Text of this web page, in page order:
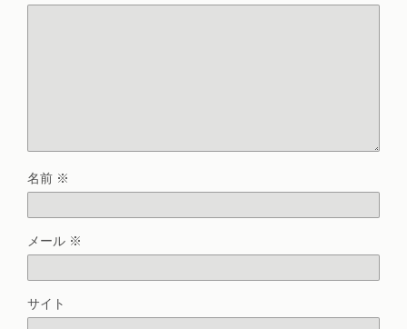
名前 ※
メール ※
サイト